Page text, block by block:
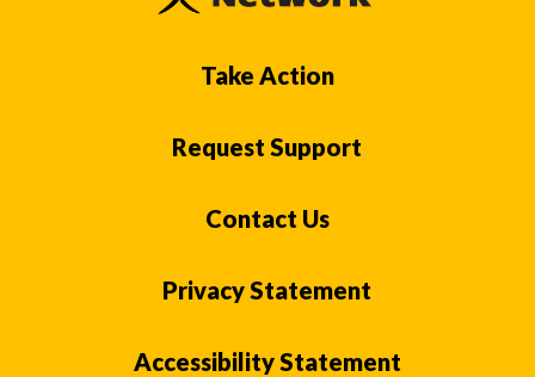
Take Action
Request Support
Contact Us
Privacy Statement
Accessibility Statement